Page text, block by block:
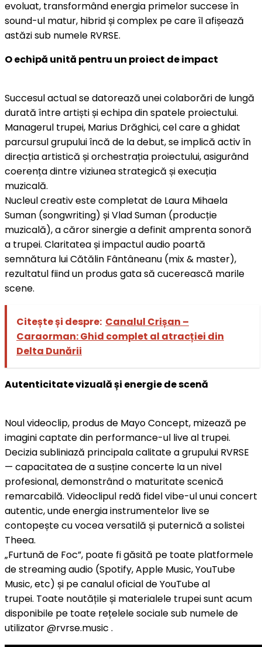
evoluat, transformând energia primelor succese în
sound-ul matur, hibrid și complex pe care îl afișează
astăzi sub numele RVRSE.
O echipă unită pentru un proiect de impact
Succesul actual se datorează unei colaborări de lungă
durată între artiști și echipa din spatele proiectului.
Managerul trupei, Marius Drăghici, cel care a ghidat
parcursul grupului încă de la debut, se implică activ în
direcția artistică și orchestrația proiectului, asigurând
coerența dintre viziunea strategică și execuția
muzicală.
Nucleul creativ este completat de Laura Mihaela
Suman (songwriting) și Vlad Suman (producție
muzicală), a căror sinergie a definit amprenta sonoră
a trupei. Claritatea și impactul audio poartă
semnătura lui Cătălin Fântâneanu (mix & master),
rezultatul fiind un produs gata să cucerească marile
scene.
Citește și despre: Canalul Crișan –
Caraorman: Ghid complet al atracției din
Delta Dunării
Autenticitate vizuală și energie de scenă
Noul videoclip, produs de Mayo Concept, mizează pe
imagini captate din performance-ul live al trupei.
Decizia subliniază principala calitate a grupului RVRSE
— capacitatea de a susține concerte la un nivel
profesional, demonstrând o maturitate scenică
remarcabilă. Videoclipul redă fidel vibe-ul unui concert
autentic, unde energia instrumentelor live se
contopește cu vocea versatilă și puternică a solistei
Theea.
„Furtună de Foc”, poate fi găsită pe toate platformele
de streaming audio (Spotify, Apple Music, YouTube
Music, etc) și pe canalul oficial de YouTube al
trupei. Toate noutățile și materialele trupei sunt acum
disponibile pe toate rețelele sociale sub numele de
utilizator @rvrse.music .